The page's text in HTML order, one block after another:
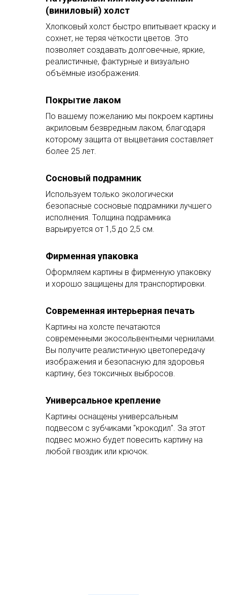
(виниловый) холст
Хлопковый холст быстро впитывает краску и
сохнет, не теряя чёткости цветов. Это
позволяет создавать долговечные, яркие,
реалистичные, фактурные и визуально
объёмные изображения.
Покрытие лаком
По вашему пожеланию мы покроем картины
акриловым безвредным лаком, благодаря
которому защита от выцветания составляет
более 25 лет.
Сосновый подрамник
Используем только экологически
безопасные сосновые подрамники лучшего
исполнения. Толщина подрамника
варьируется от 1,5 до 2,5 см.
Фирменная упаковка
Оформляем картины в фирменную упаковку
и хорошо защищены для транспортировки.
Современная интерьерная печать
Картины на холсте печатаются
современными экосольвентными чернилами.
Вы получите реалистичную цветопередачу
изображения и безопасную для здоровья
картину, без токсичных выбросов.
Универсальное крепление
Картины оснащены универсальным
подвесом с зубчиками "крокодил". За этот
подвес можно будет повесить картину на
любой гвоздик или крючок.